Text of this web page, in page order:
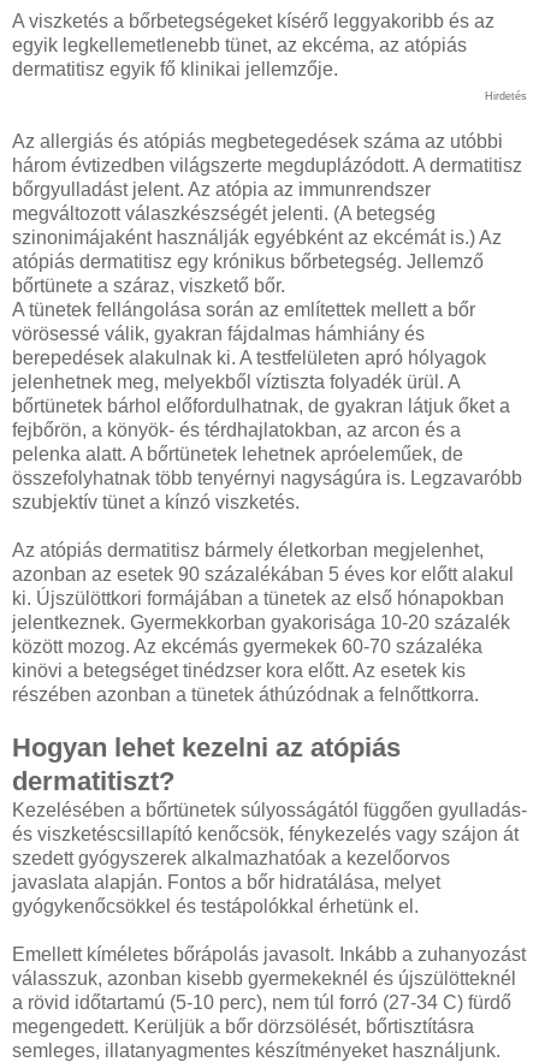
A viszketés a bőrbetegségeket kísérő leggyakoribb és az
egyik legkellemetlenebb tünet, az ekcéma, az atópiás
dermatitisz egyik fő klinikai jellemzője.
Hirdetés
Az allergiás és atópiás megbetegedések száma az utóbbi
három évtizedben világszerte megduplázódott. A dermatitisz
bőrgyulladást jelent. Az atópia az immunrendszer
megváltozott válaszkészségét jelenti. (A betegség
szinonimájaként használják egyébként az ekcémát is.) Az
atópiás dermatitisz egy krónikus bőrbetegség. Jellemző
bőrtünete a száraz, viszkető bőr.
A tünetek fellángolása során az említettek mellett a bőr
vörösessé válik, gyakran fájdalmas hámhiány és
berepedések alakulnak ki. A testfelületen apró hólyagok
jelenhetnek meg, melyekből víztiszta folyadék ürül. A
bőrtünetek bárhol előfordulhatnak, de gyakran látjuk őket a
fejbőrön, a könyök- és térdhajlatokban, az arcon és a
pelenka alatt. A bőrtünetek lehetnek apróeleműek, de
összefolyhatnak több tenyérnyi nagyságúra is. Legzavaróbb
szubjektív tünet a kínzó viszketés.
Az atópiás dermatitisz bármely életkorban megjelenhet,
azonban az esetek 90 százalékában 5 éves kor előtt alakul
ki. Újszülöttkori formájában a tünetek az első hónapokban
jelentkeznek. Gyermekkorban gyakorisága 10-20 százalék
között mozog. Az ekcémás gyermekek 60-70 százaléka
kinövi a betegséget tinédzser kora előtt. Az esetek kis
részében azonban a tünetek áthúzódnak a felnőttkorra.
Hogyan lehet kezelni az atópiás
dermatitiszt?
Kezelésében a bőrtünetek súlyosságától függően gyulladás-
és viszketéscsillapító kenőcsök, fénykezelés vagy szájon át
szedett gyógyszerek alkalmazhatóak a kezelőorvos
javaslata alapján. Fontos a bőr hidratálása, melyet
gyógykenőcsökkel és testápolókkal érhetünk el.
Emellett kíméletes bőrápolás javasolt. Inkább a zuhanyozást
válasszuk, azonban kisebb gyermekeknél és újszülötteknél
a rövid időtartamú (5-10 perc), nem túl forró (27-34 C) fürdő
megengedett. Kerüljük a bőr dörzsölését, bőrtisztításra
semleges, illatanyagmentes készítményeket használjunk.